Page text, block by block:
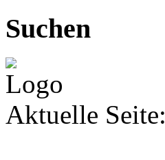
Suchen
Aktuelle Seite: